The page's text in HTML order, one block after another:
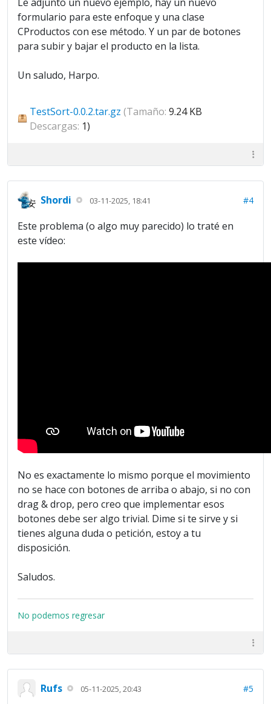
formulario para este enfoque y una clase
CProductos con ese método. Y un par de botones
para subir y bajar el producto en la lista.
Un saludo, Harpo.
TestSort-0.0.2.tar.gz (Tamaño: 9.24 KB
Descargas: 1)
Shordi 03-11-2025, 18:41 #4
Este problema (o algo muy parecido) lo traté en
este vídeo:
No es exactamente lo mismo porque el movimiento
no se hace con botones de arriba o abajo, si no con
drag & drop, pero creo que implementar esos
botones debe ser algo trivial. Dime si te sirve y si
tienes alguna duda o petición, estoy a tu
disposición.
Saludos.
No podemos regresar
Rufs 05-11-2025, 20:43 #5